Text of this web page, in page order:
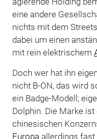
eine andere
nichts mit dem
dabei um einen
mit rein elektrischem
Doch wer hat ihn
nicht B-ON, das wird
ein Badge-Modell;
Dolphin. Die Marke
chinesischen
Europa allerdings fast